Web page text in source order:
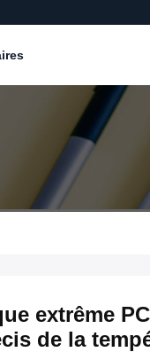
extrême
de la